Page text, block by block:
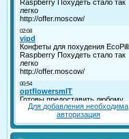
Для добавления необходима
авторизация